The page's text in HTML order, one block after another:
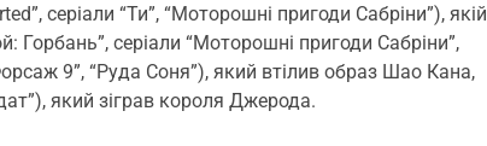
серіали “Ти”, “Моторошні пригоди Сабріни”), якій
Горбань”, серіали “Моторошні пригоди Сабріни”,
9”, “Руда Соня”), який втілив образ Шао Кана,
який зіграв короля Джерода.